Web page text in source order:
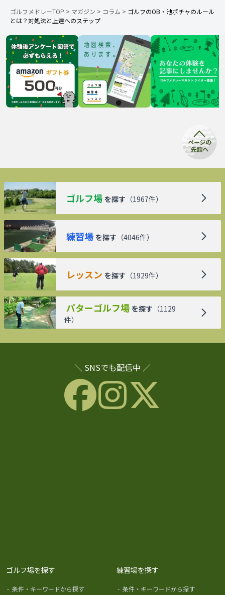
ゴルフメドレーTOP > マガジン > コラム > ゴルフのOB・池ポチャのルール
とは？対処法と上達へのステップ
ゴルフ場 を探す （1967件）
練習場 を探す （4046件）
レッスン を探す （1929件）
パターゴルフ場 を探す （1129
件）
＼ SNSでも配信中 ／
ゴルフ場を探す
- 条件・キーワードから探す
練習場を探す
- 条件・キーワードから探す